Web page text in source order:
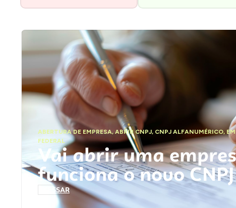
ABERTURA DE EMPRESA,ABRIR CNPJ, CNPJ ALFANUMÉRICO,
FEDERAL
Vai abrir uma
funciona o novo
ACESSAR